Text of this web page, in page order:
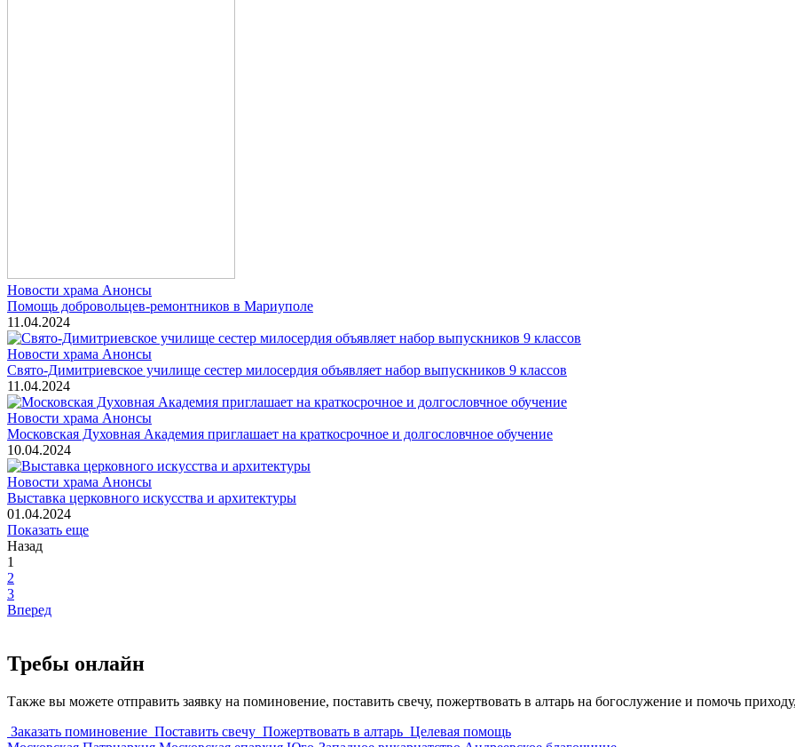
Новости храма Анонсы
Помощь добровольцев-ремонтников в Мариуполе
11.04.2024
Новости храма Анонсы
Свято-Димитриевское училище сестер милосердия объявляет набор выпускников 9 классов
11.04.2024
Новости храма Анонсы
Московская Духовная Академия приглашает на краткосрочное и долгословчное обучение
10.04.2024
Новости храма Анонсы
Выставка церковного искусства и архитектуры
01.04.2024
Показать еще
Назад
1
2
3
Вперед
Требы онлайн
Также вы можете отправить заявку на поминовение, поставить свечу, пожертвовать в алтарь на богослужение и помочь
Заказать поминовение Поставить свечу Пожертвовать в алтарь Целевая помощь